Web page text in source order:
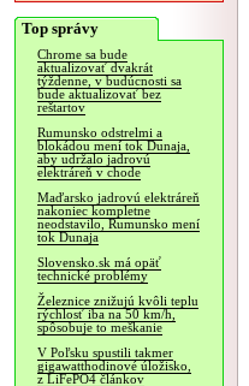
Top správy
Chrome sa bude
aktualizovať dvakrát
týždenne, v budúcnosti sa
bude aktualizovať bez
reštartov
Rumunsko odstrelmi a
blokádou mení tok Dunaja,
aby udržalo jadrovú
elektráreň v chode
Maďarsko jadrovú elektráreň
nakoniec kompletne
neodstavilo, Rumunsko mení
tok Dunaja
Slovensko.sk má opäť
technické problémy
Železnice znižujú kvôli teplu
rýchlosť iba na 50 km/h,
spôsobuje to meškanie
V Poľsku spustili takmer
gigawatthodinové úložisko,
z LiFePO4 článkov